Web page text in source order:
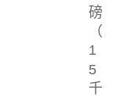
磅
（
1
5
千